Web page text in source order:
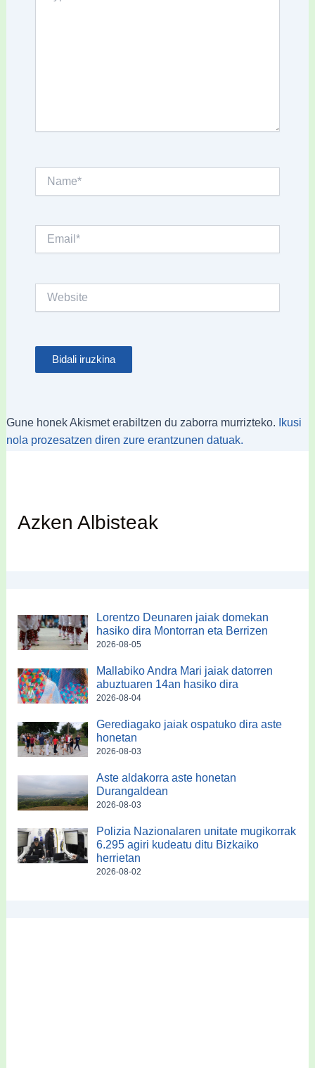
Email*
Website
Gune honek Akismet erabiltzen du zaborra murrizteko.
Ikusi
nola prozesatzen diren zure erantzunen datuak.
Azken Albisteak
Lorentzo Deunaren jaiak domekan
hasiko dira Montorran eta Berrizen
2026-08-05
Mallabiko Andra Mari jaiak datorren
abuztuaren 14an hasiko dira
2026-08-04
Gerediagako jaiak ospatuko dira aste
honetan
2026-08-03
Aste aldakorra aste honetan
Durangaldean
2026-08-03
Polizia Nazionalaren unitate mugikorrak
6.295 agiri kudeatu ditu Bizkaiko
herrietan
2026-08-02